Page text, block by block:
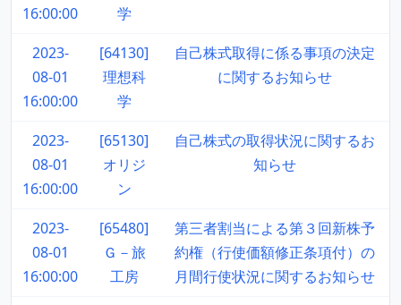
16:00:00
学
2023-
08-01
16:00:00
[64130]
理想科
学
自己株式取得に係る事項の決定
に関するお知らせ
2023-
08-01
16:00:00
[65130]
オリジ
ン
自己株式の取得状況に関するお
知らせ
2023-
08-01
16:00:00
[65480]
Ｇ－旅
工房
第三者割当による第３回新株予
約権（行使価額修正条項付）の
月間行使状況に関するお知らせ